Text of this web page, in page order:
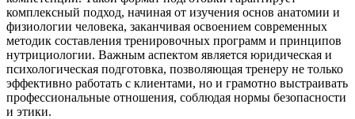
комплексный подход, начиная от изучения основ анатомии и
физиологии человека, заканчивая освоением современных
методик составления тренировочных программ и принципов
нутрициологии. Важным аспектом является юридическая и
психологическая подготовка, позволяющая тренеру не только
эффективно работать с клиентами, но и грамотно выстраивать
профессиональные отношения, соблюдая нормы безопасности
и этики.